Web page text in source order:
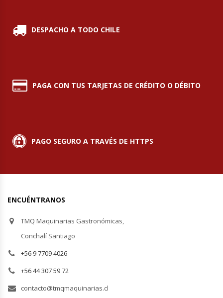
Módulos De Acero Inoxidable
Molinillos Para Café
Ofertas Del Mes
Ollas Arroceras
Peladora De Papas
DESPACHO A TODO CHILE
PAGA CON TUS TARJETAS DE CRÉDITO O DÉBITO
PAGO SEGURO A TRAVÉS DE HTTPS
ENCUÉNTRANOS
TMQ Maquinarias Gastronómicas,
Conchalí Santiago
+56 9 7709 4026
+56 44 307 59 72
contacto@tmqmaquinarias.cl